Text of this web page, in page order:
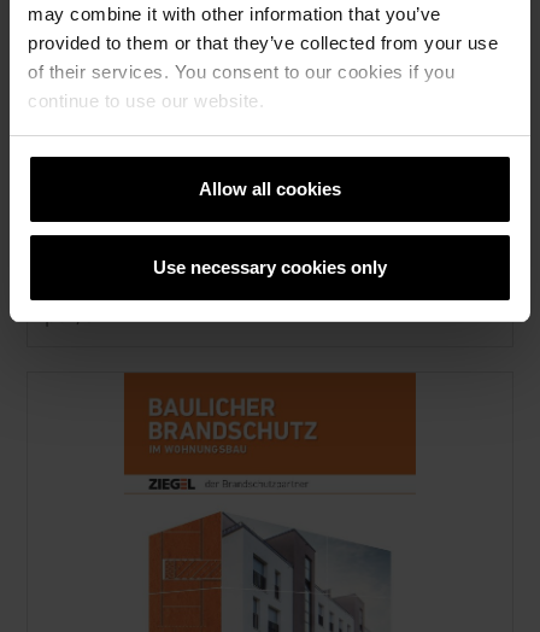
may combine it with other information that you’ve
provided to them or that they’ve collected from your use
of their services. You consent to our cookies if you
continue to use our website.
Allow all cookies
Use necessary cookies only
Baulicher Schallschutz nach DIN 4109
pdf, 9 MB